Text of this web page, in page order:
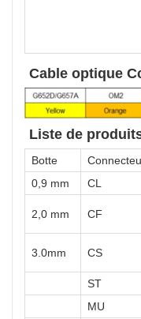
Cable optique C
Liste de
Botte
0,9 mm
CL
2,0 mm CF
3.0mm CS
ST
MU